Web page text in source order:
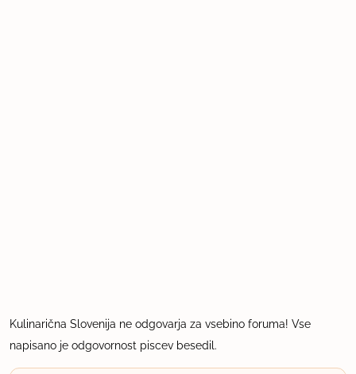
Kulinarična Slovenija ne odgovarja za vsebino foruma! Vse
napisano je odgovornost piscev besedil.